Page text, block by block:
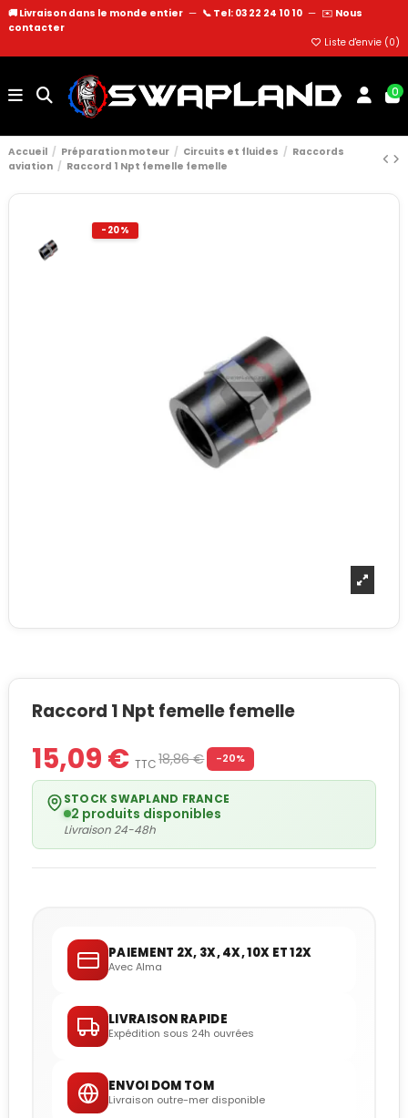
🚚 Livraison dans le monde entier — 📞 Tel: 03 22 24 10 10 — ✉️ Nous
contacter
Liste d'envie (0)
0
Accueil Préparation moteur Circuits et fluides
Raccords
aviation
Raccord 1 Npt femelle femelle
-20%
Raccord 1 Npt femelle femelle
15,09 € TTC18,86 € -20%
STOCK SWAPLAND FRANCE
2 produits disponibles
Livraison 24-48h
PAIEMENT 2X, 3X, 4X, 10X ET 12X
Avec Alma
LIVRAISON RAPIDE
Expédition sous 24h ouvrées
ENVOI DOM TOM
Livraison outre-mer disponible